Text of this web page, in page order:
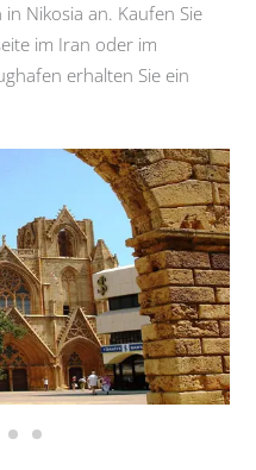
Nikosia an. Kaufen Sie
im Iran oder im
erhalten Sie ein